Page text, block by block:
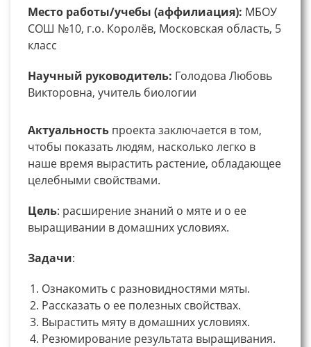
Место работы/учебы (аффилиация): МБОУ
СОШ №10, г.о. Королёв, Московская область, 5
класс
Научный руководитель: Голодова Любовь
Викторовна, учитель биологии
Актуальность проекта заключается в том,
чтобы показать людям, насколько легко в
наше время вырастить растение, обладающее
целебными свойствами.
Цель: расширение знаний о мяте и о ее
выращивании в домашних условиях.
Задачи:
Ознакомить с разновидностями мяты.
Рассказать о ее полезных свойствах.
Вырастить мяту в домашних условиях.
Резюмирование результата выращивания.